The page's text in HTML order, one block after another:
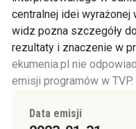
centralnej idei wyrażonej
widz pozna szczegóły
rezultaty i znaczenie w
ekumenia.pl nie
emisji programów w TVP.
Data emisji